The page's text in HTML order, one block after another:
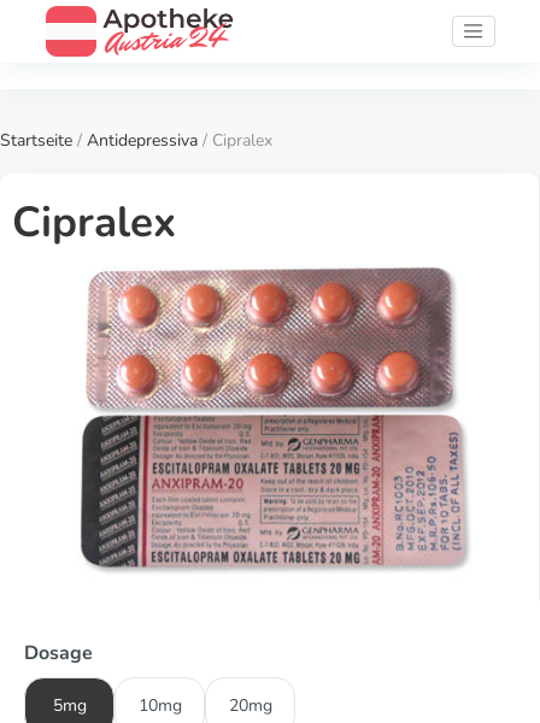
Startseite / Antidepressiva / Cipralex
Cipralex
Dosage
5mg 10mg 20mg